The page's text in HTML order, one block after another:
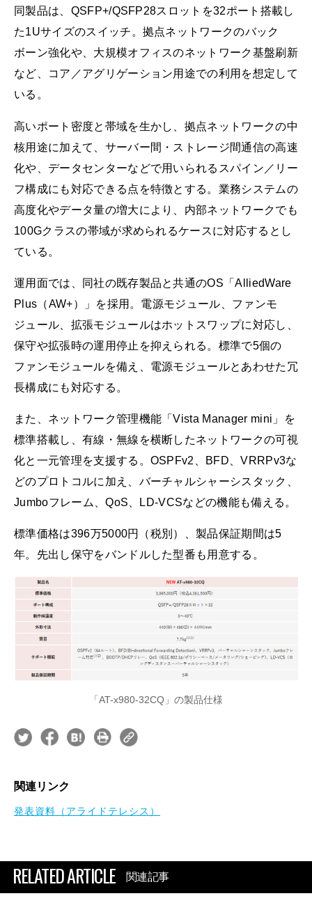
同製品は、QSFP+/QSFP28スロットを32ポート搭載し
た1Uサイズのスイッチ。拠点ネットワークのバック
ボーン強化や、大規模オフィスのネットワーク基盤刷新
など、コア／アグリゲーション用途での利用を想定して
いる。
高いポート密度と帯域を生かし、拠点ネットワークの中
核用途に加えて、サーバー間・ストレージ間通信の高速
化や、データセンターなどで用いられるスパイン／リー
フ構成にも対応できる点を特徴とする。業務システムの
高度化やデータ量の増大により、内部ネットワークでも
100Gクラスの帯域が求められるケースに対応するとし
ている。
運用面では、同社の既存製品と共通のOS「AlliedWare
Plus（AW+）」を採用。電源モジュール、ファンモ
ジュール、拡張モジュールはホットスワップに対応し、
保守や拡張時の運用停止を抑えられる。標準で5個の
ファンモジュールを備え、電源モジュールとあわせた冗
長構成にも対応する。
また、ネットワーク管理機能「Vista Manager mini」を
標準搭載し、有線・無線を横断したネットワークの可視
化と一元管理を支援する。OSPFv2、BFD、VRRPv3な
どのプロトコルに加え、バーチャルシャーシスタック、
Jumboフレーム、QoS、LD-VCSなどの機能も備える。
標準価格は396万5000円（税別）、製品保証期間は5
年。先出し保守をバンドルした型番も用意する。
「AT-x980-32CQ」の製品仕様
関連リンク
発表資料（アライドテレシス）
RELATED ARTICLE 関連記事